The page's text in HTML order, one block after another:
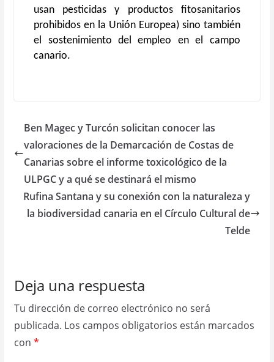
usan pesticidas y productos fitosanitarios
prohibidos en la Unión Europea) sino también
el sostenimiento del empleo en el campo
canario.
Ben Magec y Turcón solicitan conocer las
valoraciones de la Demarcación de Costas de
Canarias sobre el informe toxicológico de la
ULPGC y a qué se destinará el mismo
Rufina Santana y su conexión con la naturaleza y
la biodiversidad canaria en el Círculo Cultural de
Telde
Deja una respuesta
Tu dirección de correo electrónico no será
publicada. Los campos obligatorios están marcados
con *